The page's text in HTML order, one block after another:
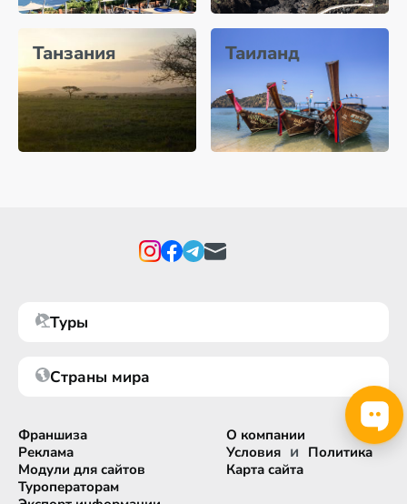
Танзания Таиланд
Туры
Страны мира
Франшиза
Реклама
Модули для сайтов
Туроператорам
О компании
Условия и Политика
Карта сайта